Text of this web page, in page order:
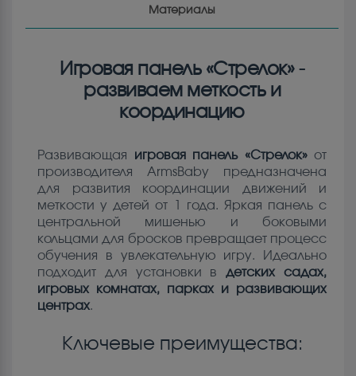
Материалы
Игровая панель «Стрелок» -
развиваем меткость и
координацию
Развивающая игровая панель «Стрелок»от
производителя ArmsBaby предназначена
для развития координации движений и
меткости у детей от 1 года. Яркая панель с
центральной мишенью и боковыми
кольцами для бросков превращает процесс
обучения в увлекательную игру. Идеально
подходит для установки вдетских садах,
игровых комнатах, парках и развивающих
центрах.
Ключевые преимущества: